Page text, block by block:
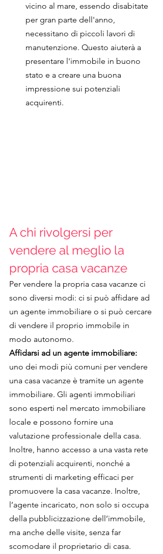
vicino al mare, essendo disabitate
per gran parte dell'anno,
necessitano di piccoli lavori di
manutenzione. Questo aiuterà a
presentare l'immobile in buono
stato e a creare una buona
impressione sui potenziali
acquirenti.
A chi rivolgersi per
vendere al meglio la
propria casa vacanze
Per vendere la propria casa vacanze ci
sono diversi modi: ci si può affidare ad
un agente immobiliare o si può cercare
di vendere il proprio immobile in
modo autonomo.
Affidarsi ad un agente immobiliare:
uno dei modi più comuni per vendere
una casa vacanze è tramite un agente
immobiliare. Gli agenti immobiliari
sono esperti nel mercato immobiliare
locale e possono fornire una
valutazione professionale della casa.
Inoltre, hanno accesso a una vasta rete
di potenziali acquirenti, nonché a
strumenti di marketing efficaci per
promuovere la casa vacanze. Inoltre,
l’agente incaricato, non solo si occupa
della pubblicizzazione dell’immobile,
ma anche delle visite, senza far
scomodare il proprietario di casa.